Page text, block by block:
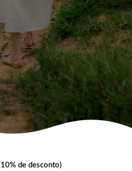
de desconto)